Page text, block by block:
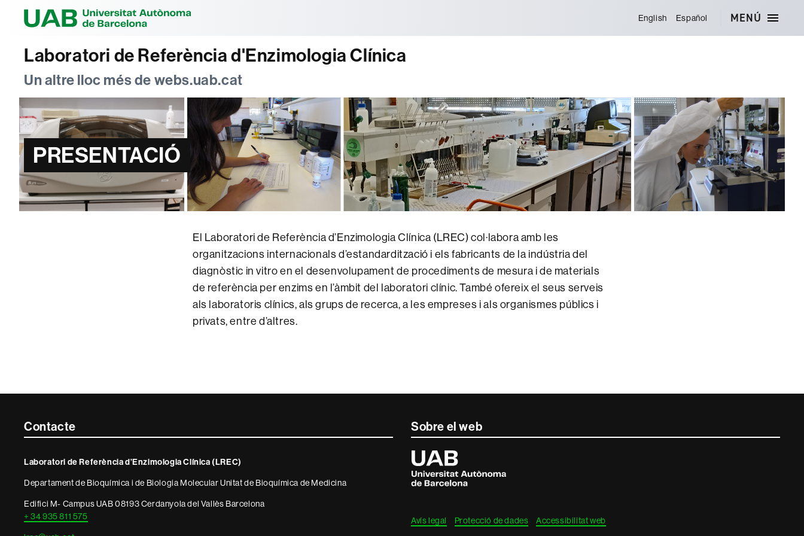
English Español MENÚ
Laboratori de Referència d'Enzimologia Clínica
Un altre lloc més de webs.uab.cat
PRESENTACIÓ
El Laboratori de Referència d’Enzimologia Clínica (LREC) col·labora amb les
organitzacions internacionals d’estandardització i els fabricants de la indústria del
diagnòstic in vitro en el desenvolupament de procediments de mesura i de materials
de referència per enzims en l’àmbit del laboratori clínic. També ofereix el seus serveis
als laboratoris clínics, als grups de recerca, a les empreses i als organismes públics i
privats, entre d’altres.
Contacte
informació
legal
Contacte
Laboratori de Referència d’Enzimologia Clínica (LREC)
Departament de Bioquímica i de Biologia Molecular Unitat de Bioquímica de Medicina
Edifici M- Campus UAB 08193 Cerdanyola del Vallès Barcelona
+ 34 935 811 575
Sobre el web
Universitat
Autònoma
de
Barcelona
Avís legal Protecció de dades Accessibilitat web